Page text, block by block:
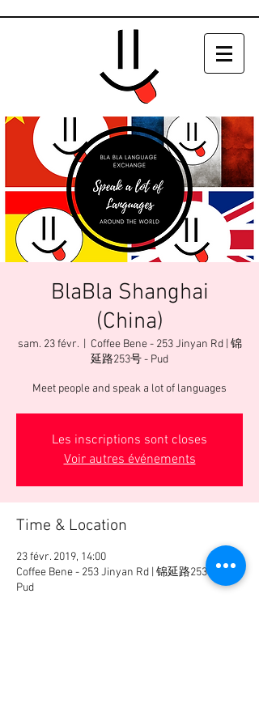
BlaBla Shanghai
(China)
sam. 23 févr.
  |
Coffee Bene - 253 Jinyan Rd | 锦
延路253号 - Pud
Meet people and speak a lot of languages
Les inscriptions sont closes
Voir autres événements
Time & Location
23 févr. 2019, 14:00
Coffee Bene - 253 Jinyan Rd | 锦延路253号 -
Pud